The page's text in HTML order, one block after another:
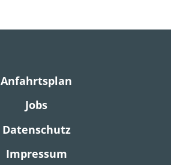
Anfahrtsplan
Jobs
Datenschutz
Impressum